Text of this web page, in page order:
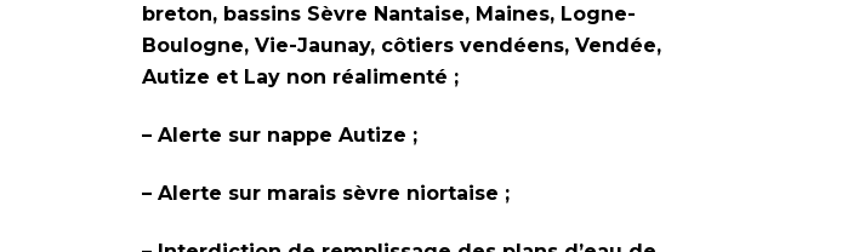
breton, bassins Sèvre Nantaise, Maines, Logne-
Boulogne, Vie-Jaunay, côtiers vendéens, Vendée,
Autize et Lay non réalimenté ;
– Alerte sur nappe Autize ;
– Alerte sur marais sèvre niortaise ;